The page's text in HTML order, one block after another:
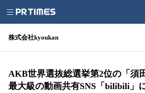
株式会社kyoukan
AKB世界選抜総選挙第2位の「須
最大級の動画共有SNS「bilibili」